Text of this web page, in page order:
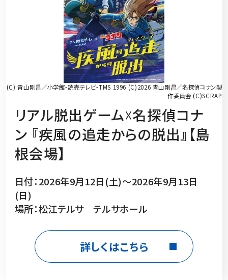
(C) 青山剛昌／小学館・読売テレビ・TMS 1996 (C)2026 青山剛昌／名探偵コナン製
作委員会 (C)SCRAP
リアル脱出ゲーム☓名探偵コナ
ン 『疾風の追走からの脱出』【島
根会場】
日付：2026年9月12日(土)～2026年9月13日
(日)
場所：松江テルサ テルサホール
詳しくはこちら